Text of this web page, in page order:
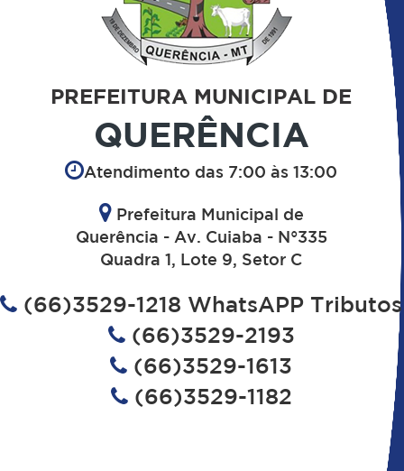
PREFEITURA MUNICIPAL DE
QUERÊNCIA
Atendimento das 7:00 às 13:00
Prefeitura Municipal de
Querência - Av. Cuiaba - N°335
Quadra 1, Lote 9, Setor C
(66)3529-1218 WhatsAPP Tributos
(66)3529-2193
(66)3529-1613
(66)3529-1182